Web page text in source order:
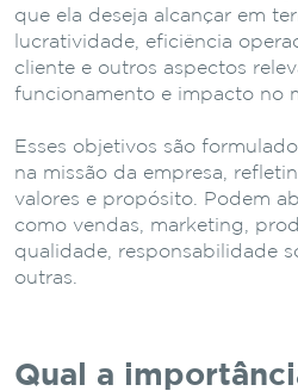
que ela deseja alcançar em
lucratividade, eficiência
cliente e outros aspectos
funcionamento e impacto no
Esses objetivos são
na missão da empresa,
valores e propósito. Podem
como vendas, marketing,
qualidade, responsabilidade
outras.
Qual a